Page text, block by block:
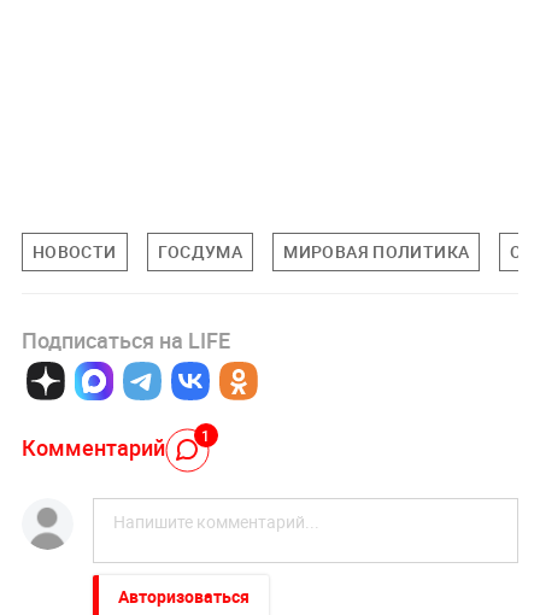
НОВОСТИ ГОСДУМА МИРОВАЯ ПОЛИТИКА
Подписаться на LIFE
Комментарий 1
Авторизоваться